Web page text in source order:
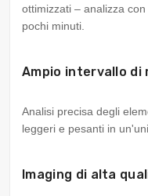
ottimizzati – analizza
pochi minuti.
Ampio intervallo di
Analisi precisa degli
leggeri e pesanti in
Imaging di alta